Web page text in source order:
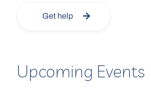
Get help
Upcoming Events